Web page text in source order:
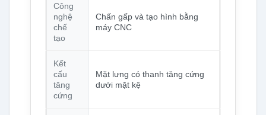
Công
nghệ
chế
tạo
Chấn gấp và tạo hình bằng
máy CNC
Kết
cấu
tăng
cứng
Mặt lưng có thanh tăng cứng
dưới mặt kệ